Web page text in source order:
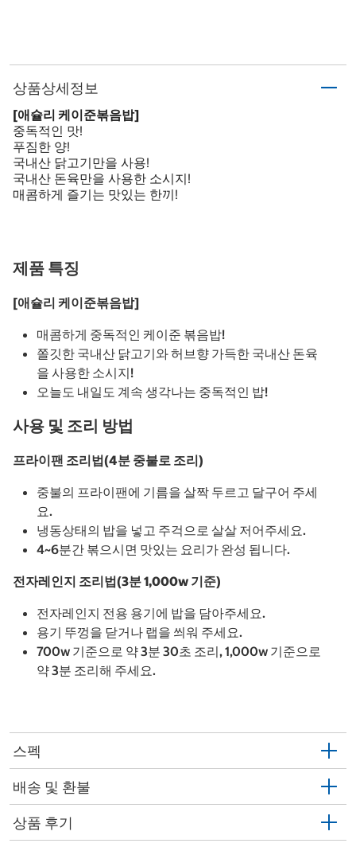
상품상세정보
[애슐리 케이준볶음밥]
중독적인 맛!
푸짐한 양!
국내산 닭고기만을 사용!
국내산 돈육만을 사용한 소시지!
매콤하게 즐기는 맛있는 한끼!
제품 특징
[애슐리 케이준볶음밥]
매콤하게 중독적인 케이준 볶음밥!
쫄깃한 국내산 닭고기와 허브향 가득한 국내산 돈육
을 사용한 소시지!
오늘도 내일도 계속 생각나는 중독적인 밥!
사용 및 조리 방법
프라이팬 조리법(4분 중불로 조리)
중불의 프라이팬에 기름을 살짝 두르고 달구어 주세
요.
냉동상태의 밥을 넣고 주걱으로 살살 저어주세요.
4~6분간 볶으시면 맛있는 요리가 완성 됩니다.
전자레인지 조리법(3분 1,000w 기준)
전자레인지 전용 용기에 밥을 담아주세요.
용기 뚜껑을 닫거나 랩을 씌워 주세요.
700w 기준으로 약 3분 30초 조리, 1,000w 기준으로
약 3분 조리해 주세요.
스펙
배송 및 환불
상품 후기